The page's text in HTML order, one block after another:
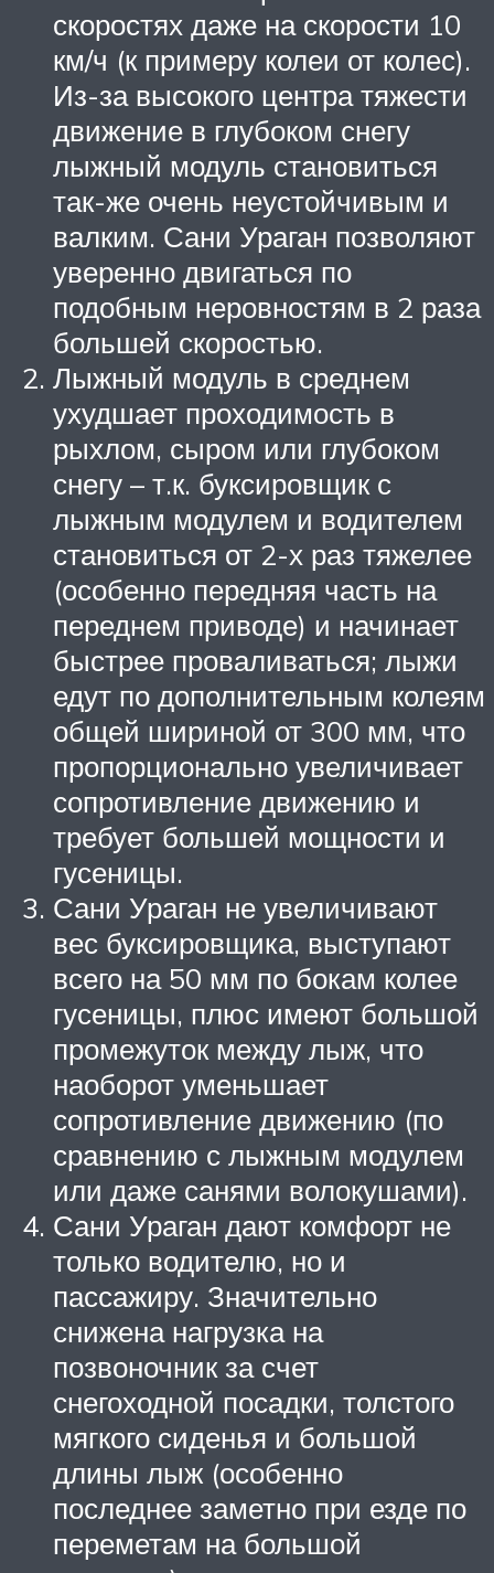
скоростях даже на скорости 10
км/ч (к примеру колеи от колес).
Из-за высокого центра тяжести
движение в глубоком снегу
лыжный модуль становиться
так-же очень неустойчивым и
валким. Сани Ураган позволяют
уверенно двигаться по
подобным неровностям в 2 раза
большей скоростью.
Лыжный модуль в среднем
ухудшает проходимость в
рыхлом, сыром или глубоком
снегу – т.к. буксировщик с
лыжным модулем и водителем
становиться от 2-х раз тяжелее
(особенно передняя часть на
переднем приводе) и начинает
быстрее проваливаться; лыжи
едут по дополнительным колеям
общей шириной от 300 мм, что
пропорционально увеличивает
сопротивление движению и
требует большей мощности и
гусеницы.
Сани Ураган не увеличивают
вес буксировщика, выступают
всего на 50 мм по бокам колее
гусеницы, плюс имеют большой
промежуток между лыж, что
наоборот уменьшает
сопротивление движению (по
сравнению с лыжным модулем
или даже санями волокушами).
Сани Ураган дают комфорт не
только водителю, но и
пассажиру. Значительно
снижена нагрузка на
позвоночник за счет
снегоходной посадки, толстого
мягкого сиденья и большой
длины лыж (особенно
последнее заметно при езде по
переметам на большой